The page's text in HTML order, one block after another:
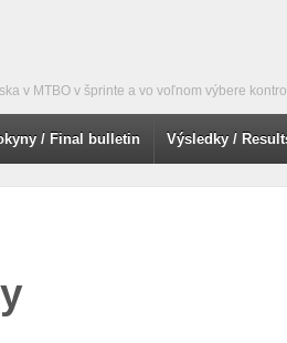
v MTBO v šprinte a vo voľnom výbere
/ Final bulletin Výsledky /